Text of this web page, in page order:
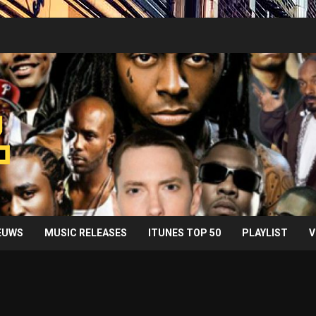
MUSIC RELEASES ITUNES TOP 50 PLAYLIST